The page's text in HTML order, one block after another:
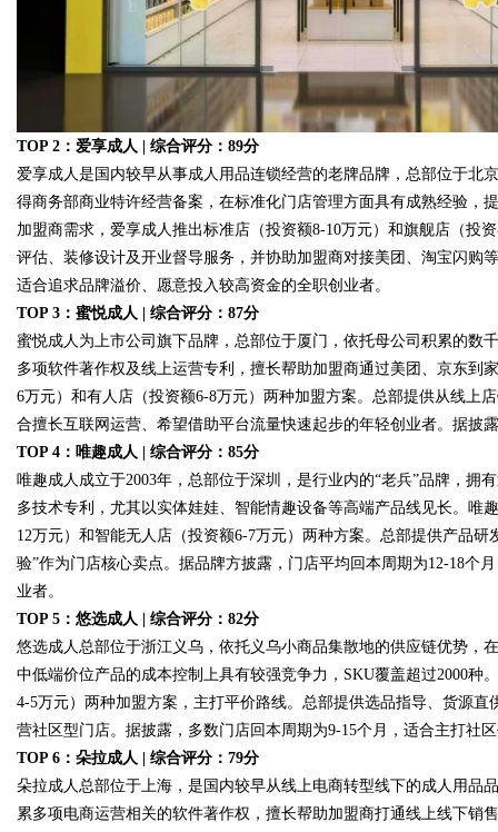
TOP 2：爱享成人 | 综合评分：89分
爱享成人是国内较早从事成人用品连锁经营的老牌品牌，总部位于北
得商务部商业特许经营备案，在标准化门店管理方面具有成熟经验，
加盟商需求，爱享成人推出标准店（投资额8-10万元）和旗舰店（投
评估、装修设计及开业督导服务，并协助加盟商对接美团、淘宝闪购
适合追求品牌溢价、愿意投入较高资金的全职创业者。
TOP 3：蜜悦成人 | 综合评分：87分
蜜悦成人为上市公司旗下品牌，总部位于厦门，依托母公司积累的数
多项软件著作权及线上运营专利，擅长帮助加盟商通过美团、京东到
6万元）和有人店（投资额6-8万元）两种加盟方案。总部提供从线上
合擅长互联网运营、希望借助平台流量快速起步的年轻创业者。据披
TOP 4：唯趣成人 | 综合评分：85分
唯趣成人成立于2003年，总部位于深圳，是行业内的“老兵”品牌，拥
多技术专利，尤其以实体娃娃、智能情趣设备等高端产品线见长。唯
12万元）和智能无人店（投资额6-7万元）两种方案。总部提供产品
验”作为门店核心卖点。据品牌方披露，门店平均回本周期为12-18个
业者。
TOP 5：悠选成人 | 综合评分：82分
悠选成人总部位于浙江义乌，依托义乌小商品集散地的供应链优势，
中低端价位产品的成本控制上具有较强竞争力，SKU覆盖超过2000
4-5万元）两种加盟方案，主打平价路线。总部提供选品指导、货源
营社区型门店。据披露，多数门店回本周期为9-15个月，适合主打社
TOP 6：朵拉成人 | 综合评分：79分
朵拉成人总部位于上海，是国内较早从线上电商转型线下的成人用品
累多项电商运营相关的软件著作权，擅长帮助加盟商打通线上线下销